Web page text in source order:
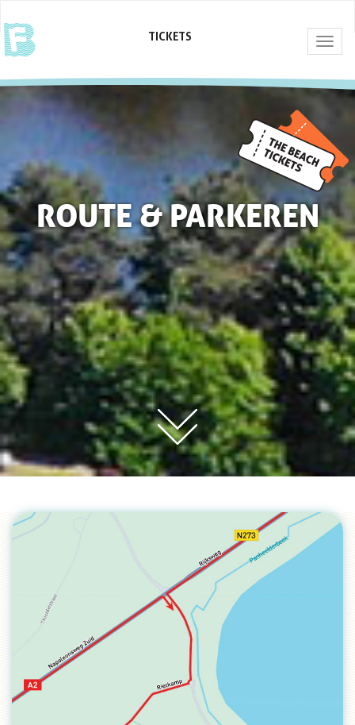
TICKETS
ROUTE & PARKEREN